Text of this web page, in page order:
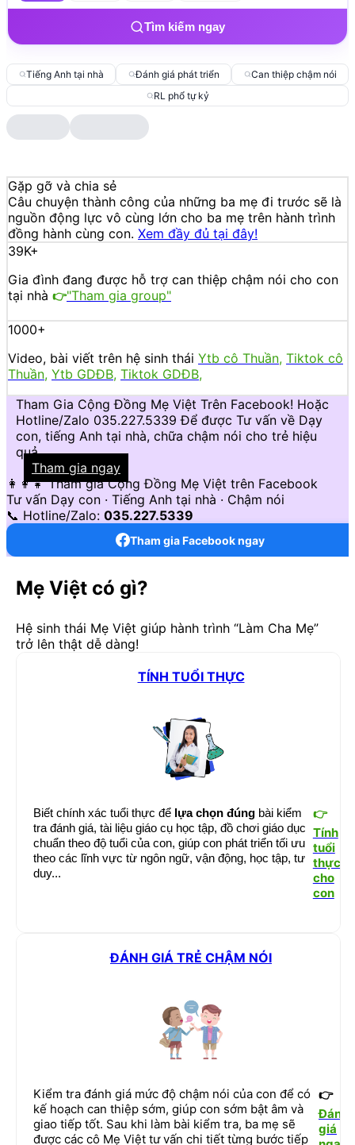
Tìm kiếm ngay
Tiếng Anh tại nhà Đánh giá phát triển
Can thiệp chậm nói
RL phổ tự kỷ
Gặp gỡ và chia sẻ
Câu chuyện thành công của những ba mẹ đi trước sẽ là
nguồn động lực vô cùng lớn cho ba mẹ trên hành trình
đồng hành cùng con. Xem đầy đủ tại đây!
39K+
Gia đình đang được hỗ trợ can thiệp chậm nói cho con
tại nhà 👉"Tham gia group"
1000+
Video, bài viết trên hệ sinh thái Ytb cô Thuần, Tiktok cô
Thuần, Ytb GDĐB, Tiktok GDĐB,
Tham Gia Cộng Đồng Mẹ Việt Trên Facebook! Hoặc
Hotline/Zalo 035.227.5339 Để được Tư vấn về Dạy
con, tiếng Anh tại nhà, chữa chậm nói cho trẻ hiệu
quả...
Tham gia ngay
👩‍👩‍👧 Tham gia Cộng Đồng Mẹ Việt trên Facebook
Tư vấn Dạy con · Tiếng Anh tại nhà · Chậm nói
📞 Hotline/Zalo: 035.227.5339
Tham gia Facebook ngay
Mẹ Việt có gì?
Hệ sinh thái Mẹ Việt giúp hành trình “Làm Cha Mẹ”
trở lên thật dễ dàng!
TÍNH TUỔI THỰC
Biết chính xác tuổi thực để lựa chọn đúng bài kiểm
tra đánh giá, tài liệu giáo cụ học tập, đồ chơi giáo dục
chuẩn theo độ tuổi của con, giúp con phát triển tối ưu
theo các lĩnh vực từ ngôn ngữ, vận động, học tập, tư
duy...
👉
Tính
tuổi
thực
cho
con
ĐÁNH GIÁ TRẺ CHẬM NÓI
Kiểm tra đánh giá mức độ chậm nói của con để có
kế hoạch can thiệp sớm, giúp con sớm bật âm và
giao tiếp tốt. Sau khi làm bài kiểm tra, ba mẹ sẽ
được các cô Mẹ Việt tư vấn chi tiết từng bước tiếp
👉
Đánh
giá